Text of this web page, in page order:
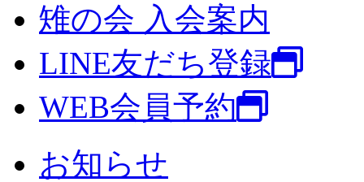
雉の会 入会案内
LINE友だち登録
WEB会員予約
お知らせ